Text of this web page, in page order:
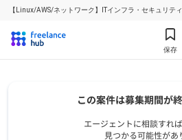
【Linux/AWS/ネットワーク】ITインフラ・セキュリ
保存